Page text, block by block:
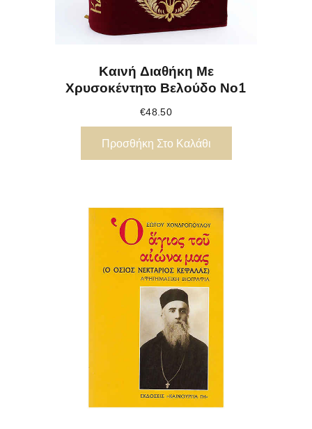
Καινή Διαθήκη Με
Χρυσοκέντητο Βελούδο Νο1
€48.50
Προσθήκη Στο Καλάθι